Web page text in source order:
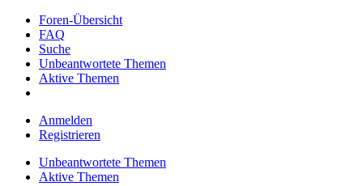
Foren-Übersicht
FAQ
Suche
Unbeantwortete Themen
Aktive Themen
Anmelden
Registrieren
Unbeantwortete Themen
Aktive Themen